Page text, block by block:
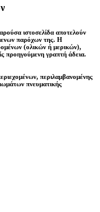
ιστοσελίδα αποτελούν
παρόχων της. Η
(ολικών ή μερικών),
προηγούμενη γραπτή άδεια.
περιλαμβανομένης
πνευματικής